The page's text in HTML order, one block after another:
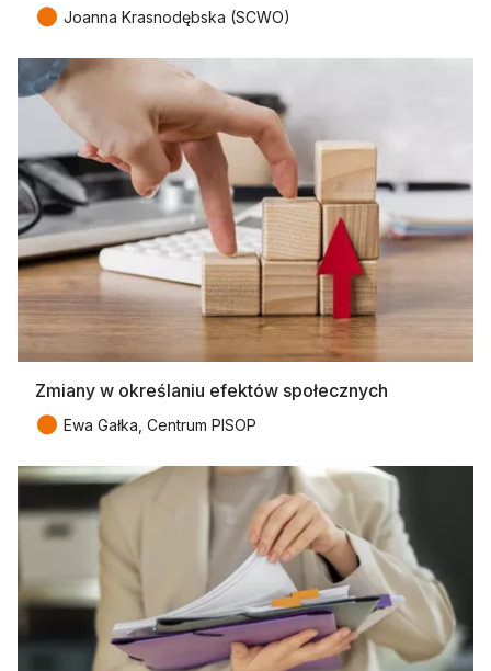
● Joanna Krasnodębska (SCWO)
Zmiany w określaniu efektów społecznych
● Ewa Gałka, Centrum PISOP